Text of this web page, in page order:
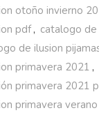
otoño invierno
pdf, catalogo de
de ilusion
primavera 2021 ,
primavera 2021
primavera